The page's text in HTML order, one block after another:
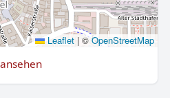
Leaflet |©OpenStreetMap